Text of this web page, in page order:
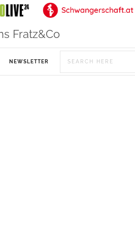
Fratz&Co
NEWSLETTER